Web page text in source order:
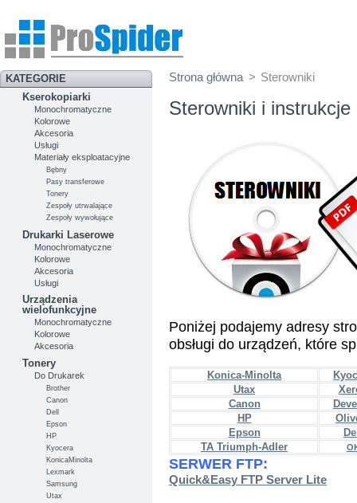
KATEGORIE
Kserokopiarki
Monochromatyczne
Kolorowe
Akcesoria
Usługi
Materiały eksploatacyjne
Bębny
Pasy transferowe
Tonery
Zespoły utrwalające
Zespoły wywołujące
Drukarki Laserowe
Monochromatyczne
Kolorowe
Akcesoria
Usługi
Urządzenia
wielofunkcyjne
Monochromatyczne
Kolorowe
Akcesoria
Tonery
Do Drukarek
Brother
Canon
Dell
Epson
HP
Kyocera
KonicaMinolta
Lexmark
Samsung
Utax
Strona główna > Sterowniki
Sterowniki i instrukcje
Poniżej podajemy adresy
obsługi do urządzeń, które
Konica-Minolta
Utax
Canon
HP
Epson
TA Triumph-Adler
SERWER FTP:
Quick&Easy FTP Server Lite